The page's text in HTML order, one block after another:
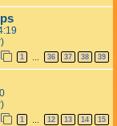
1 … 36 37 38 39
1 … 12 13 14 15